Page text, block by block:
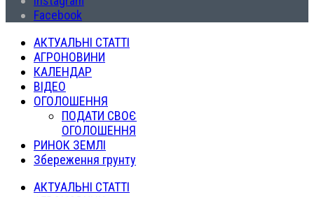
Facebook
АКТУАЛЬНІ СТАТТІ
АГРОНОВИНИ
КАЛЕНДАР
ВІДЕО
ОГОЛОШЕННЯ
ПОДАТИ СВОЄ
ОГОЛОШЕННЯ
РИНОК ЗЕМЛІ
Збереження грунту
АКТУАЛЬНІ СТАТТІ